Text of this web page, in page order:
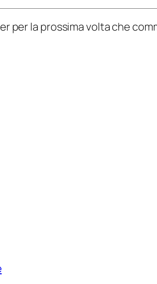
per la prossima volta che